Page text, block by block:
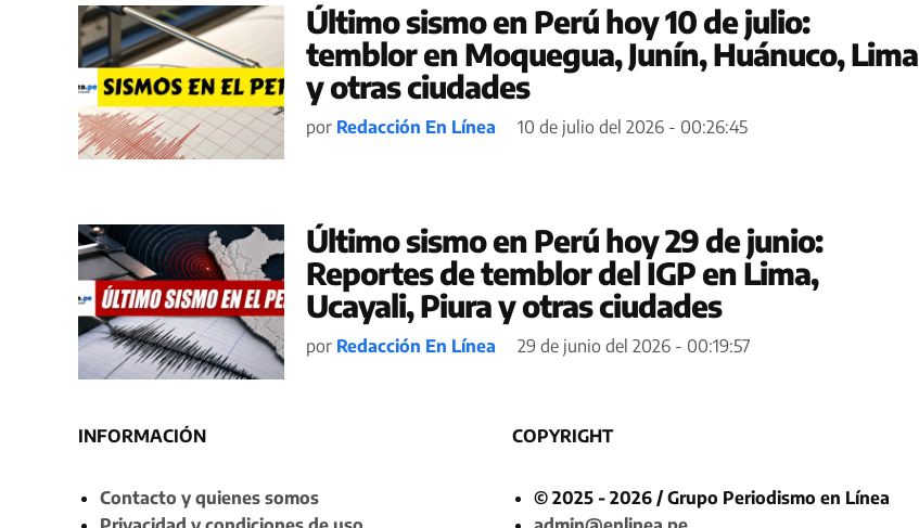
Último sismo en Perú hoy 10 de julio:
temblor en Moquegua, Junín, Huánuco, Lima
y otras ciudades
por Redacción En Línea 10 de julio del 2026 - 00:26:45
Último sismo en Perú hoy 29 de junio:
Reportes de temblor del IGP en Lima,
Ucayali, Piura y otras ciudades
por Redacción En Línea 29 de junio del 2026 - 00:19:57
INFORMACIÓN
Contacto y quienes somos
COPYRIGHT
© 2025 - 2026 / Grupo Periodismo en Línea